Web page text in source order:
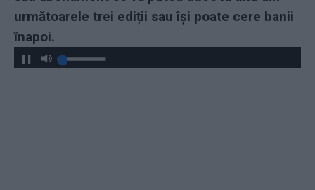
următoarele trei ediții sau își poate cere banii
înapoi.